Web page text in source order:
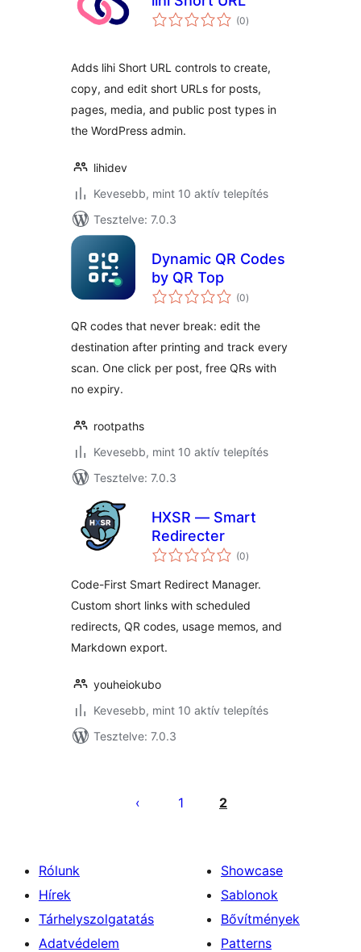
(0értékelés
összesen
)
Adds lihi Short URL controls to create,
copy, and edit short URLs for posts,
pages, media, and public post types in
the WordPress admin.
lihidev
Kevesebb, mint 10 aktív telepítés
Tesztelve: 7.0.3
Dynamic QR Codes
by QR Top
(0értékelés
összesen
)
QR codes that never break: edit the
destination after printing and track every
scan. One click per post, free QRs with
no expiry.
rootpaths
Kevesebb, mint 10 aktív telepítés
Tesztelve: 7.0.3
HXSR — Smart
Redirecter
(0értékelés
összesen
)
Code-First Smart Redirect Manager.
Custom short links with scheduled
redirects, QR codes, usage memos, and
Markdown export.
youheiokubo
Kevesebb, mint 10 aktív telepítés
Tesztelve: 7.0.3
lapozása
1 2
Rólunk
Hírek
Tárhelyszolgatatás
Adatvédelem
Showcase
Sablonok
Bővítmények
Patterns